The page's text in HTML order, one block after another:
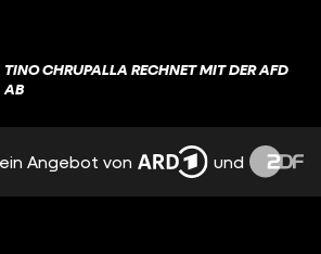
TINO CHRUPALLA RECHNET MIT DER AFD
AB
LASCHET RECHNET MIT SICH SELBST AB
Angebot von und